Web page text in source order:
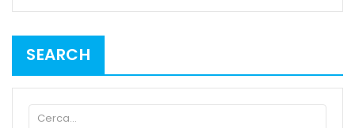
SEARCH